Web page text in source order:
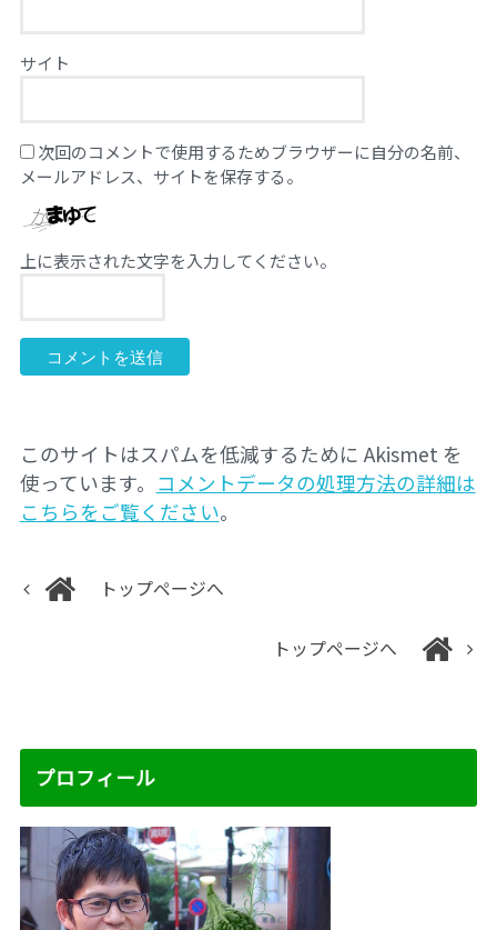
サイト
次回のコメントで使用するためブラウザーに自分の名前、
メールアドレス、サイトを保存する。
上に表示された文字を入力してください。
このサイトはスパムを低減するために Akismet を
使っています。 コメントデータの処理方法の詳細は
こちらをご覧ください。
トップページへ
トップページへ
プロフィール